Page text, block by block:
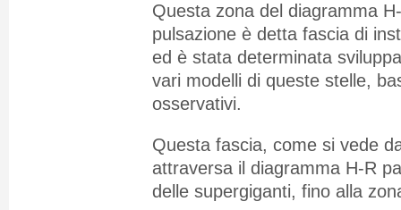
Questa zona del diagramma
pulsazione è detta fascia di
ed è stata determinata
vari modelli di queste stelle,
osservativi.
Questa fascia, come si vede
attraversa il diagramma H-R
delle supergiganti, fino alla